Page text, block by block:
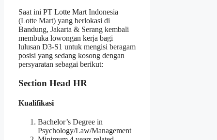
Saat ini PT Lotte Mart Indonesia
(Lotte Mart) yang berlokasi di
Bandung, Jakarta & Serang kembali
membuka lowongan kerja bagi
lulusan D3-S1 untuk mengisi beragam
posisi yang sedang kosong dengan
persyaratan sebagai berikut:
Section Head HR
Kualifikasi
Bachelor’s Degree in
Psychology/Law/Management